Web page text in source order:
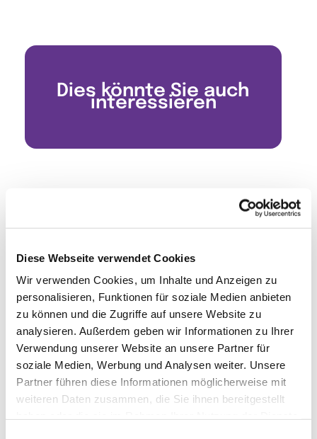
Diese Webseite verwendet Cookies
Wir verwenden Cookies, um Inhalte und Anzeigen zu
personalisieren, Funktionen für soziale Medien anbieten
zu können und die Zugriffe auf unsere Website zu
analysieren. Außerdem geben wir Informationen zu Ihrer
Verwendung unserer Website an unsere Partner für
soziale Medien, Werbung und Analysen weiter. Unsere
Partner führen diese Informationen möglicherweise mit
weiteren Daten zusammen, die Sie ihnen bereitgestellt
Dies könnte Sie auch
interessieren